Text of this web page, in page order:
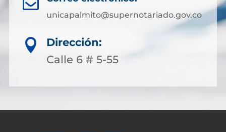
unicapalmito@supernotariado.gov.co

Dirección:
Calle 6 # 5-55